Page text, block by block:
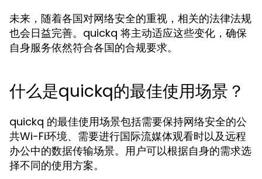
未来，随着各国对网络安全的重视，相关的法律法规
也会日益完善。quickq 将主动适应这些变化，确保
自身服务依然符合各国的合规要求。
什么是quickq的最佳使用场景？
quickq 的最佳使用场景包括需要保持网络安全的公
共Wi-Fi环境、需要进行国际流媒体观看时以及远程
办公中的数据传输场景。用户可以根据自身的需求选
择不同的使用方案。